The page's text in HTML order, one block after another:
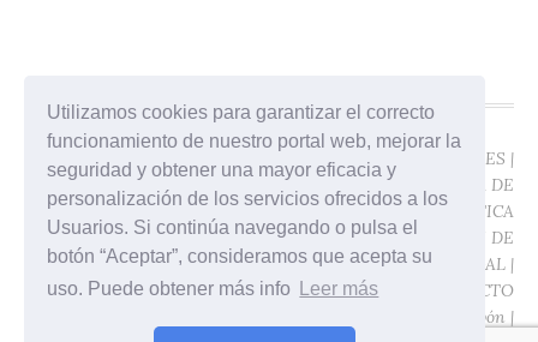
Utilizamos cookies para garantizar el correcto
funcionamiento de nuestro portal web, mejorar la
seguridad y obtener una mayor eficacia y
personalización de los servicios ofrecidos a los
Usuarios. Si continúa navegando o pulsa el
botón “Aceptar”, consideramos que acepta su
uso. Puede obtener más info
Leer más
©ÁTICO JURÍDICO -
SALCEDO ABOGADOS
2017
Gran Vía de las
Germanías, 25. 12ª -
46006 Valencia (España)
POLÍTICA DE COOKIES |
POLÍTICA DE
PRIVACIDAD |POLÍTICA
DE PROTECCIÓN DE
DATOS|AVISO LEGAL |
CONTACTO
Javier Pavón |